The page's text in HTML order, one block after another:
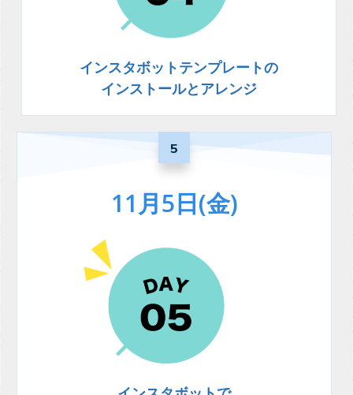
インスタボットテンプレートの
インストールとアレンジ
5
11月5日(金)